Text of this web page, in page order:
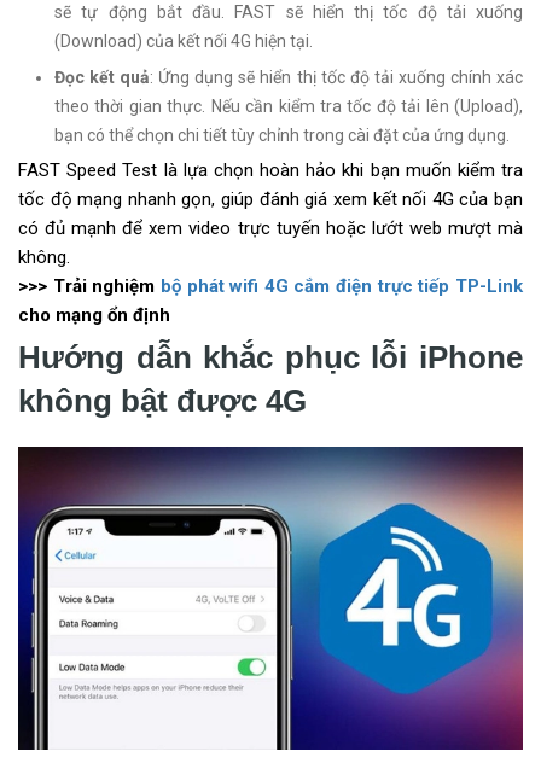
sẽ tự động bắt đầu. FAST sẽ hiển thị tốc độ tải xuống
(Download) của kết nối 4G hiện tại.
Đọc kết quả: Ứng dụng sẽ hiển thị tốc độ tải xuống chính xác
theo thời gian thực. Nếu cần kiểm tra tốc độ tải lên (Upload),
bạn có thể chọn chi tiết tùy chỉnh trong cài đặt của ứng dụng.
FAST Speed Test là lựa chọn hoàn hảo khi bạn muốn kiểm tra
tốc độ mạng nhanh gọn, giúp đánh giá xem kết nối 4G của bạn
có đủ mạnh để xem video trực tuyến hoặc lướt web mượt mà
không.
>>> Trải nghiệm bộ phát wifi 4G cắm điện trực tiếp TP-Link
cho mạng ổn định
Hướng dẫn khắc phục lỗi iPhone
không bật được 4G